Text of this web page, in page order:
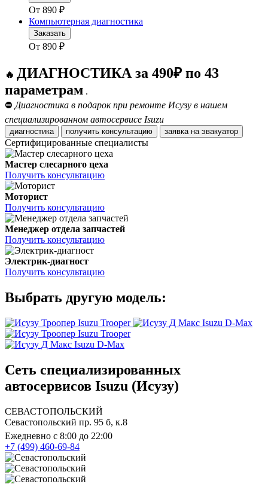
От 890 ₽
Компьютерная диагностика
Заказать
От 890 ₽
🔥 ДИАГНОСТИКА за 490₽ по 43
параметрам .
⛔ Диагностика в подарок при ремонте Исузу в нашем
специализированном автосервисе Isuzu
диагностика получить консультацию заявка на эвакуатор
Сертифицированные специалисты
Мастер слесарного цеха
Получить консультацию
Моторист
Получить консультацию
Менеджер отдела запчастей
Получить консультацию
Электрик-диагност
Получить консультацию
Выбрать другую модель:
Isuzu Trooper
Isuzu D-Max
Isuzu Trooper
Isuzu D-Max
Сеть специализированных
автосервисов Isuzu (Исузу)
СЕВАСТОПОЛЬСКИЙ
Севастопольский пр. 95 б, к.8
Ежедневно с 8:00 до 22:00
+7 (499) 460-69-84